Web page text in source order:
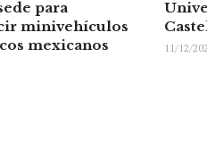
para
minivehículos
mexicanos
11/12/